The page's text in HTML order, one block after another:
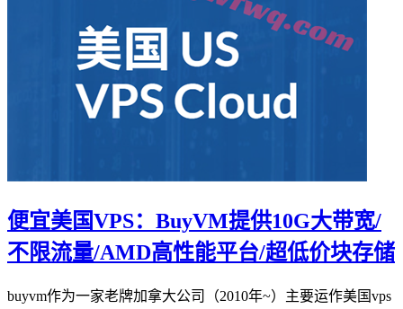
便宜美国VPS：BuyVM提供10G大带宽/
不限流量/AMD高性能平台/超低价块存储
buyvm作为一家老牌加拿大公司（2010年~）主要运作美国vps